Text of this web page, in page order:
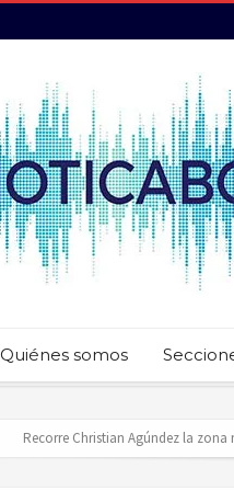
Quiénes somos
Baja California Sur presume su